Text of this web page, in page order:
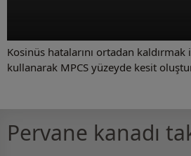
Kosinüs hatalarını ortadan
kullanarak MPCS yüzeyde kesit
Pervane kanadı